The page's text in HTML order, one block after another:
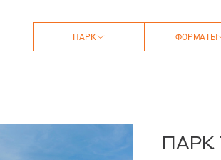
ПАРК ФОРМАТЫ
ПАРК